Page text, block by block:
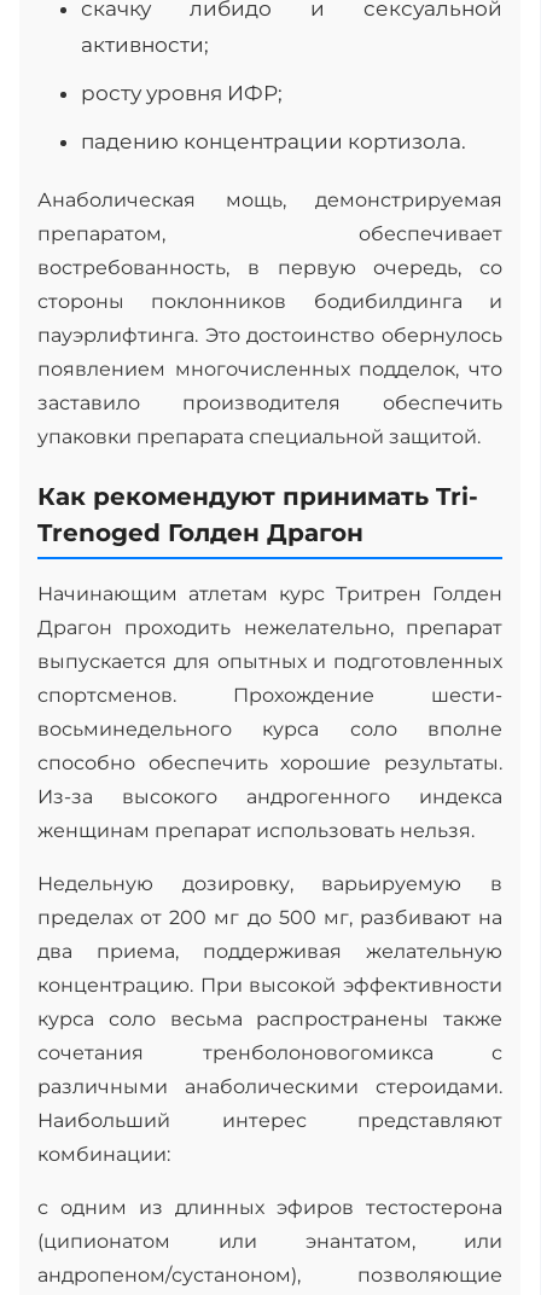
скачку либидо и сексуальной
активности;
росту уровня ИФР;
падению концентрации кортизола.
Анаболическая мощь, демонстрируемая
препаратом, обеспечивает
востребованность, в первую очередь, со
стороны поклонников бодибилдинга и
пауэрлифтинга. Это достоинство обернулось
появлением многочисленных подделок, что
заставило производителя обеспечить
упаковки препарата специальной защитой.
Как рекомендуют принимать Tri-
Trenoged Голден Драгон
Начинающим атлетам курс Тритрен Голден
Драгон проходить нежелательно, препарат
выпускается для опытных и подготовленных
спортсменов. Прохождение шести-
восьминедельного курса соло вполне
способно обеспечить хорошие результаты.
Из-за высокого андрогенного индекса
женщинам препарат использовать нельзя.
Недельную дозировку, варьируемую в
пределах от 200 мг до 500 мг, разбивают на
два приема, поддерживая желательную
концентрацию. При высокой эффективности
курса соло весьма распространены также
сочетания тренболоновогомикса с
различными анаболическими стероидами.
Наибольший интерес представляют
комбинации:
с одним из длинных эфиров тестостерона
(ципионатом или энантатом, или
андропеном/сустаноном), позволяющие